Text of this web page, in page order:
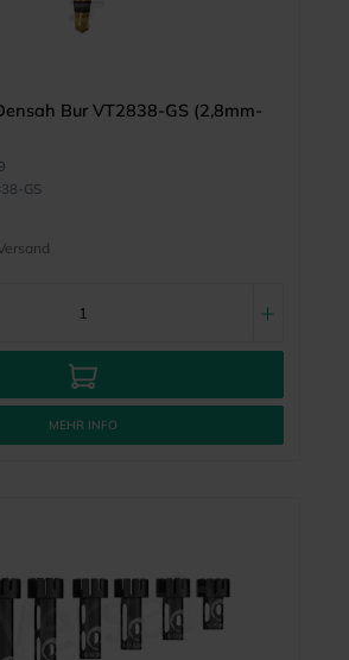
Bur VT2838-GS (2,8mm-
GS
MEHR INFO